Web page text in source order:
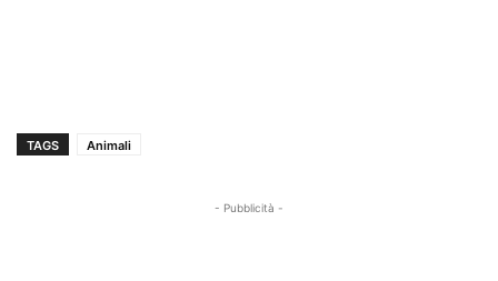
TAGS Animali
- Pubblicità -